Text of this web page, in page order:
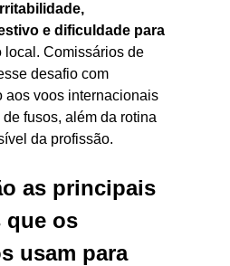
e dificuldade para
local. Comissários de
desafio com
aos voos internacionais
fusos, além da rotina
da profissão.
as principais
que os
usam para